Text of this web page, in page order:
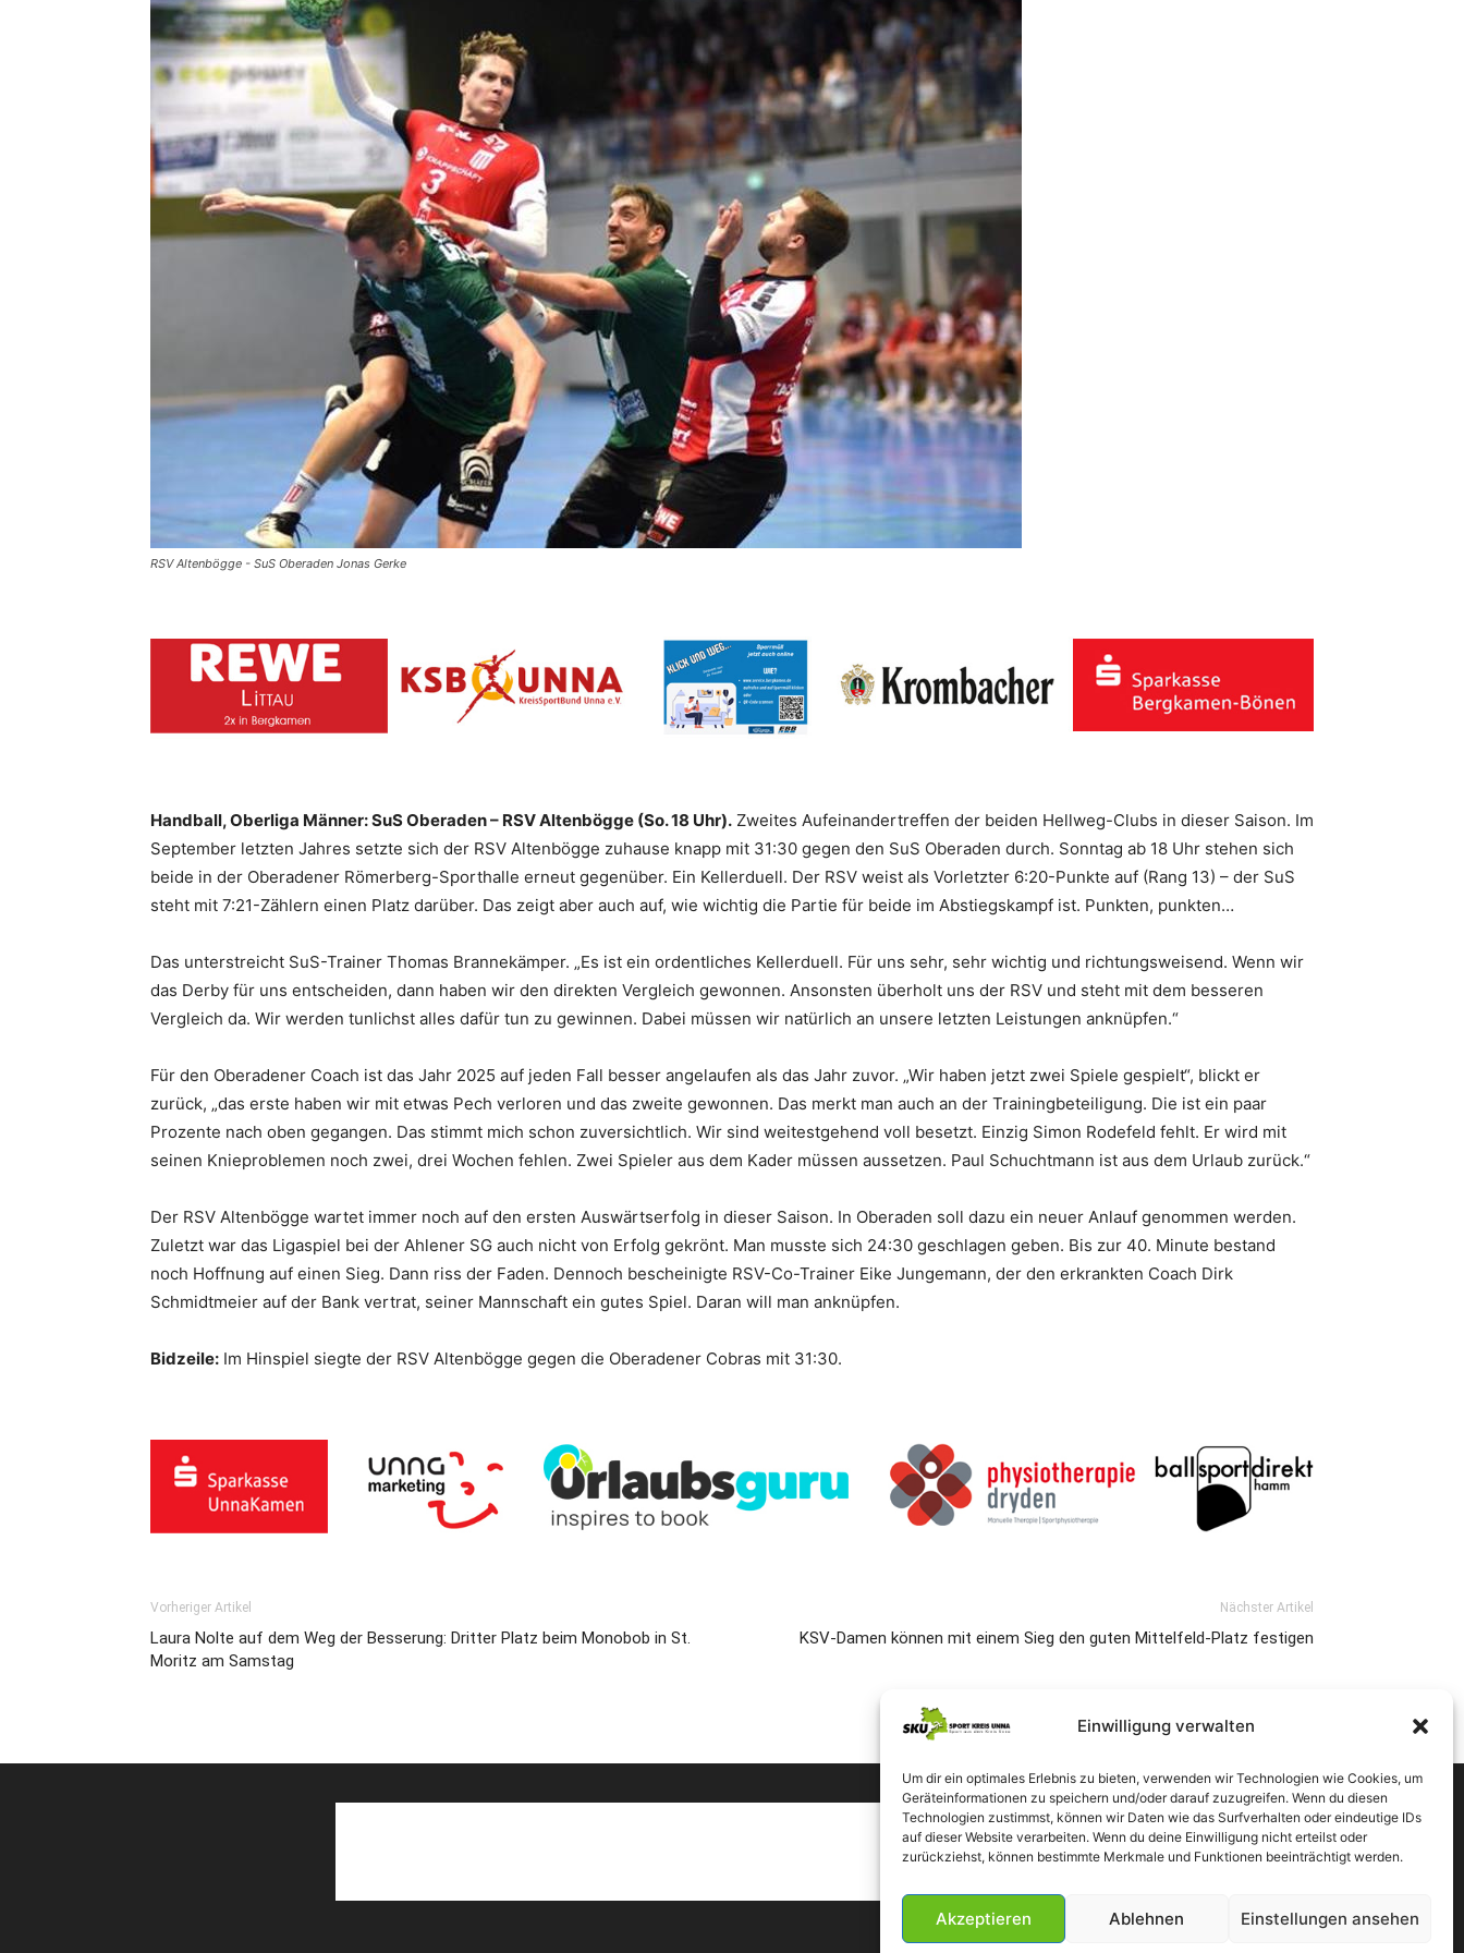
Einwilligung verwalten
Um dir ein optimales Erlebnis zu bieten, verwenden wir Technologien wie Cookies, um
Geräteinformationen zu speichern und/oder darauf zuzugreifen. Wenn du diesen
Technologien zustimmst, können wir Daten wie das Surfverhalten oder eindeutige IDs
auf dieser Website verarbeiten. Wenn du deine Einwilligung nicht erteilst oder
zurückziehst, können bestimmte Merkmale und Funktionen beeinträchtigt werden.
Akzeptieren Ablehnen Einstellungen ansehen
RSV Altenbögge - SuS Oberaden Jonas Gerke
Handball, Oberliga Männer: SuS Oberaden – RSV Altenbögge (So. 18 Uhr). Zweites Aufeinandertreffen der beiden Hellweg-Clubs in dieser Saison. Im
September letzten Jahres setzte sich der RSV Altenbögge zuhause knapp mit 31:30 gegen den SuS Oberaden durch. Sonntag ab 18 Uhr stehen sich
beide in der Oberadener Römerberg-Sporthalle erneut gegenüber. Ein Kellerduell. Der RSV weist als Vorletzter 6:20-Punkte auf (Rang 13) – der SuS
steht mit 7:21-Zählern einen Platz darüber. Das zeigt aber auch auf, wie wichtig die Partie für beide im Abstiegskampf ist. Punkten, punkten…
Das unterstreicht SuS-Trainer Thomas Brannekämper. „Es ist ein ordentliches Kellerduell. Für uns sehr, sehr wichtig und richtungsweisend. Wenn wir
das Derby für uns entscheiden, dann haben wir den direkten Vergleich gewonnen. Ansonsten überholt uns der RSV und steht mit dem besseren
Vergleich da. Wir werden tunlichst alles dafür tun zu gewinnen. Dabei müssen wir natürlich an unsere letzten Leistungen anknüpfen.“
Für den Oberadener Coach ist das Jahr 2025 auf jeden Fall besser angelaufen als das Jahr zuvor. „Wir haben jetzt zwei Spiele gespielt“, blickt er
zurück, „das erste haben wir mit etwas Pech verloren und das zweite gewonnen. Das merkt man auch an der Trainingbeteiligung. Die ist ein paar
Prozente nach oben gegangen. Das stimmt mich schon zuversichtlich. Wir sind weitestgehend voll besetzt. Einzig Simon Rodefeld fehlt. Er wird mit
seinen Knieproblemen noch zwei, drei Wochen fehlen. Zwei Spieler aus dem Kader müssen aussetzen. Paul Schuchtmann ist aus dem Urlaub zurück.“
Der RSV Altenbögge wartet immer noch auf den ersten Auswärtserfolg in dieser Saison. In Oberaden soll dazu ein neuer Anlauf genommen werden.
Zuletzt war das Ligaspiel bei der Ahlener SG auch nicht von Erfolg gekrönt. Man musste sich 24:30 geschlagen geben. Bis zur 40. Minute bestand
noch Hoffnung auf einen Sieg. Dann riss der Faden. Dennoch bescheinigte RSV-Co-Trainer Eike Jungemann, der den erkrankten Coach Dirk
Schmidtmeier auf der Bank vertrat, seiner Mannschaft ein gutes Spiel. Daran will man anknüpfen.
Bidzeile: Im Hinspiel siegte der RSV Altenbögge gegen die Oberadener Cobras mit 31:30.
Vorheriger Artikel
Laura Nolte auf dem Weg der Besserung: Dritter Platz beim Monobob in St.
Moritz am Samstag
Nächster Artikel
KSV-Damen können mit einem Sieg den guten Mittelfeld-Platz festigen